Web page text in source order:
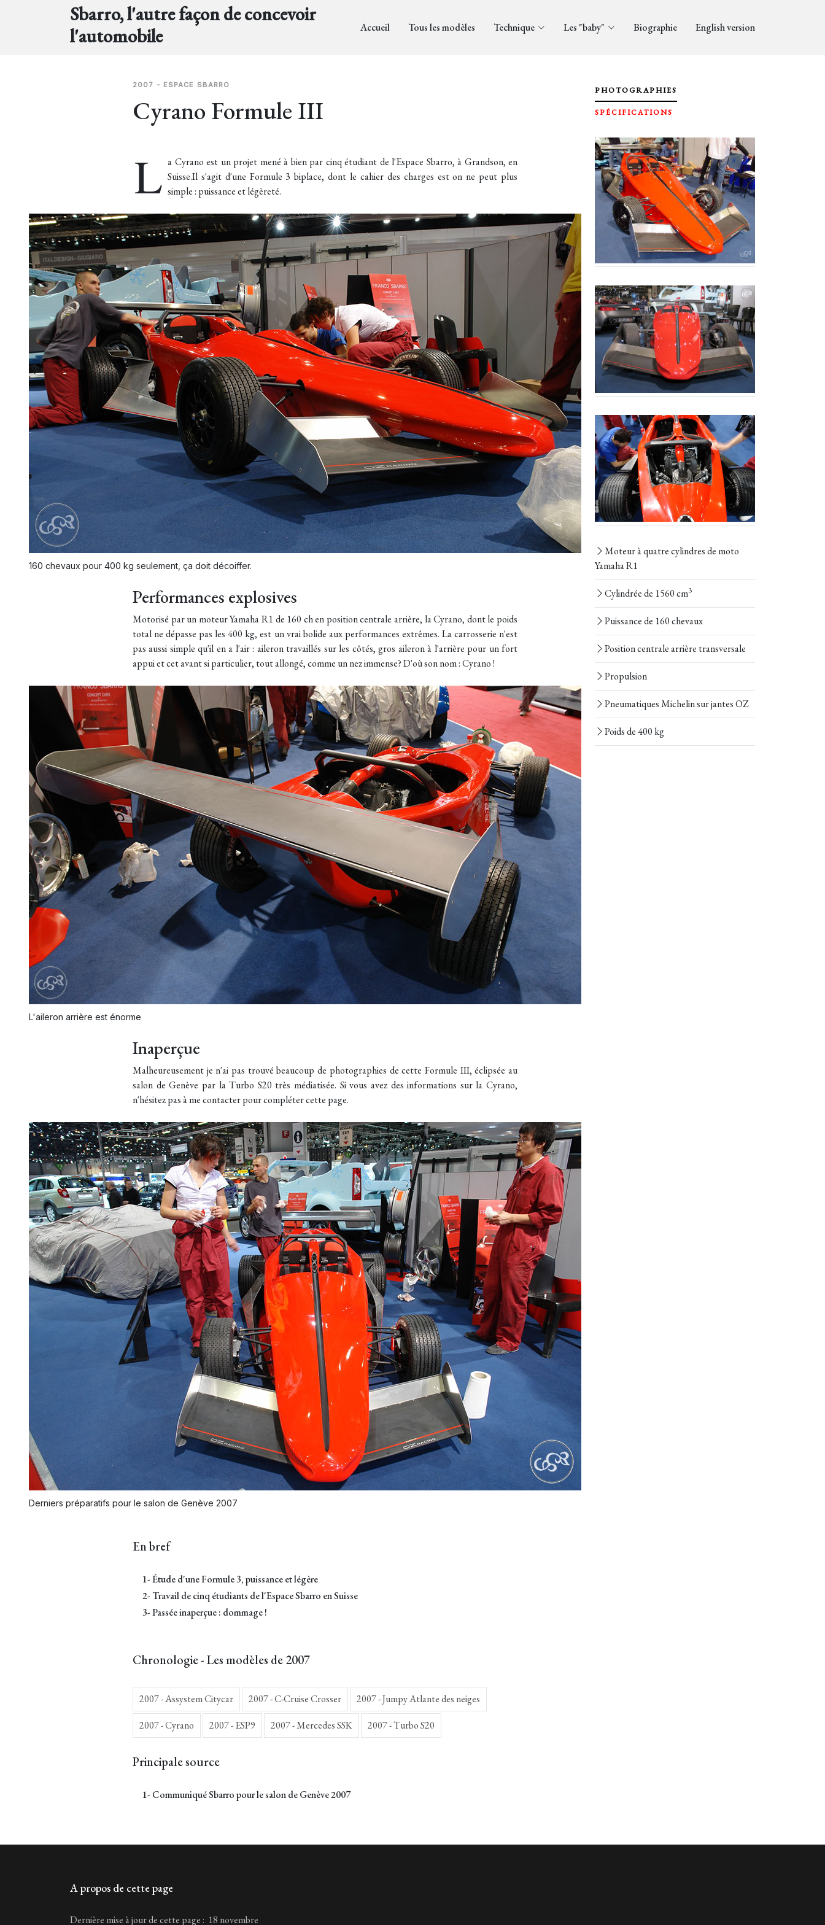
Sbarro, l'autre façon de concevoir
l'automobile
Accueil Tous les modèles Technique Les "baby" Biographie English version
2007 - ESPACE SBARRO
Cyrano Formule III
L a Cyrano est un projet mené à bien par cinq étudiant de l'Espace Sbarro, à Grandson, en
Suisse.Il s'agit d'une Formule 3 biplace, dont le cahier des charges est on ne peut plus
simple : puissance et légèreté.
160 chevaux pour 400 kg seulement, ça doit décoiffer.
Performances explosives
Motorisé par un moteur Yamaha R1 de 160 ch en position centrale arrière, la Cyrano, dont le poids
total ne dépasse pas les 400 kg, est un vrai bolide aux performances extrêmes. La carrosserie n'est
pas aussi simple qu'il en a l'air : aileron travaillés sur les côtés, gros aileron à l'arrière pour un fort
appui et cet avant si particulier, tout allongé, comme un nez immense? D'où son nom : Cyrano !
L'aileron arrière est énorme
Inaperçue
Malheureusement je n'ai pas trouvé beaucoup de photographies de cette Formule III, éclipsée au
salon de Genève par la Turbo S20 très médiatisée. Si vous avez des informations sur la Cyrano,
n'hésitez pas à me contacter pour compléter cette page.
Derniers préparatifs pour le salon de Genève 2007
En bref
1- Étude d'une Formule 3, puissance et légère
2- Travail de cinq étudiants de l'Espace Sbarro en Suisse
3- Passée inaperçue : dommage !
Chronologie - Les modèles de 2007
2007 - Assystem Citycar 2007 - C-Cruise Crosser 2007 - Jumpy Atlante des neiges
2007 - Cyrano 2007 - ESP9 2007 - Mercedes SSK 2007 - Turbo S20
Principale source
1- Communiqué Sbarro pour le salon de Genève 2007
PHOTOGRAPHIES
SPÉCIFICATIONS
Moteur à quatre cylindres de moto
Yamaha R1
Cylindrée de 1560 cm3
Puissance de 160 chevaux
Position centrale arrière transversale
Propulsion
Pneumatiques Michelin sur jantes OZ
Poids de 400 kg
A propos de cette page
Dernière mise à jour de cette page : 18 novembre